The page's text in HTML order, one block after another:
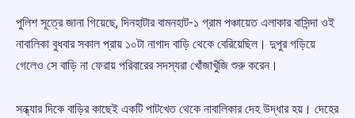
পুলিশ সূত্রে জানা গিয়েছে, দিনহাটার বামনহাট-১ গ্রাম পঞ্চায়েত এলাকার বাসিন্দা ওই
নাবালিকা বুধবার সকাল প্রায় ১০টা নাগাদ বাড়ি থেকে বেরিয়েছিল। দুপুর গড়িয়ে
গেলেও সে বাড়ি না ফেরায় পরিবারের সদস্যরা খোঁজাখুঁজি শুরু করেন।
সন্ধ্যার দিকে বাড়ির কাছেই একটি পাটখেত থেকে নাবালিকার দেহ উদ্ধার হয়। দেহের